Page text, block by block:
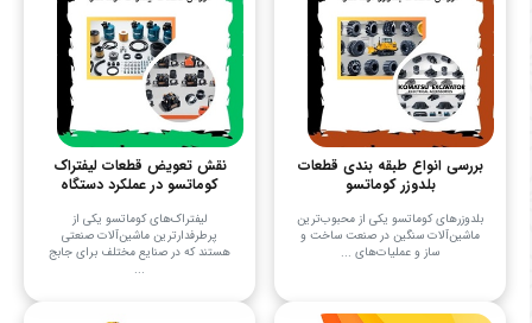
بررسی انواع طبقه بندی قطعات
بلدوزر کوماتسو
بلدوزرهای کوماتسو یکی از محبوب‌ترین
ماشین‌آلات سنگین در صنعت ساخت و
ساز و عملیات‌های ...
نقش تعویض قطعات لیفتراک
کوماتسو در عملکرد دستگاه
لیفتراک‌های کوماتسو یکی از
پرطرفدارترین ماشین‌آلات صنعتی
هستند که در صنایع مختلف برای جابج
...